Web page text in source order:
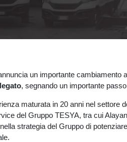
un importante cambiamento
, segnando un importante
maturata in 20 anni nel settore
del Gruppo TESYA, tra cui
strategia del Gruppo di